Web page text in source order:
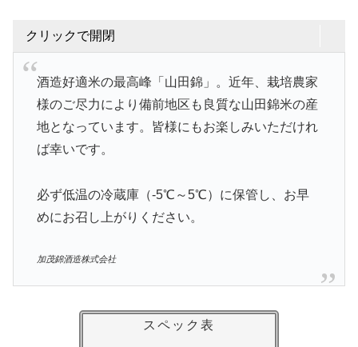
クリックで開閉
酒造好適米の最高峰「山田錦」。近年、栽培農家
様のご尽力により備前地区も良質な山田錦米の産
地となっています。皆様にもお楽しみいただけれ
ば幸いです。
必ず低温の冷蔵庫（-5℃～5℃）に保管し、お早
めにお召し上がりください。
加茂錦酒造株式会社
スペック表